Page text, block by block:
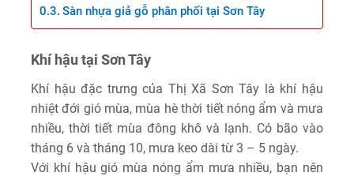
Sàn nhựa giả gỗ phân phối tại Sơn Tây
Khí hậu tại Sơn Tây
Khí hậu đặc trưng của Thị Xã Sơn Tây là khí hậu
nhiệt đới gió mùa, mùa hè thời tiết nóng ẩm và mưa
nhiều, thời tiết mùa đông khô và lạnh. Có bão vào
tháng 6 và tháng 10, mưa keo dài từ 3 – 5 ngày.
Với khí hậu gió mùa nóng ẩm mưa nhiều, bạn nên